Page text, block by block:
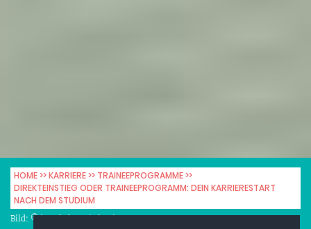
HOME KARRIERE
TRAINEEPROGRAMME
DIREKTEINSTIEG ODER TRAINEEPROGRAMM: DEIN KARRIERESTART
NACH DEM STUDIUM
Bild: © iStockphoto / FlamingoImages